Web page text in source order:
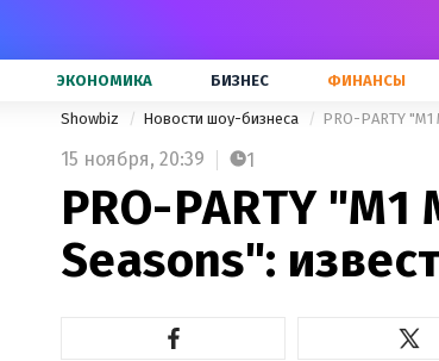
ЭКОНОМИКА БИЗНЕС ФИНАНСЫ
Showbiz Новости шоу-бизнеса PRO-PARTY
15 ноября, 20:39 1
PRO-PARTY
Seasons":